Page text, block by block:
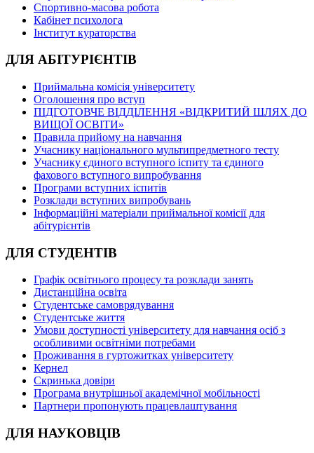
Спортивно-масова робота
Кабінет психолога
Інститут кураторства
ДЛЯ АБІТУРІЄНТІВ
Приймальна комісія університету
Оголошення про вступ
ПІДГОТОВЧЕ ВІДДІЛЕННЯ «ВІДКРИТИЙ ШЛЯХ ДО
ВИЩОЇ ОСВІТИ»
Правила прийому на навчання
Учаснику національного мультипредметного тесту
Учаснику єдиного вступного іспиту та єдиного
фахового вступного випробування
Програми вступних іспитів
Розклади вступних випробувань
Інформаційні матеріали приймальної комісії для
абітурієнтів
ДЛЯ СТУДЕНТІВ
Графік освітнього процесу та розклади занять
Дистанційна освіта
Студентське самоврядування
Студентське життя
Умови доступності університету для навчання осіб з
особливими освітніми потребами
Проживання в гуртожитках університету
Кернел
Скринька довіри
Програма внутрішньої академічної мобільності
Партнери пропонують працевлаштування
ДЛЯ НАУКОВЦІВ